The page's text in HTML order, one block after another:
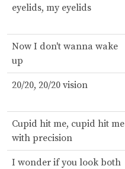
eyelids, my eyelids
Now I don't wanna wake
up
20/20, 20/20 vision
Cupid hit me, cupid hit me
with precision
I wonder if you look both